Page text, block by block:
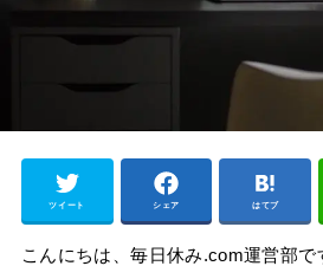
ツイート シェア はてブ
こんにちは、毎日休み.com運営部で